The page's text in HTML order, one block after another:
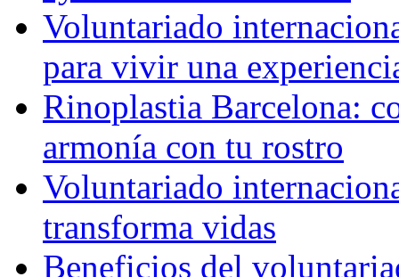
Voluntariado
para vivir una
Rinoplastia Barcelona:
armonía con tu rostro
Voluntariado
transforma vidas
Beneficios del